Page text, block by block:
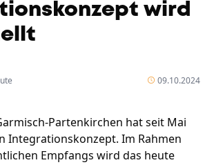
wird
09.10.2024
Partenkirchen hat seit Mai
Integrationskonzept. Im Rahmen
Empfangs wird das heute